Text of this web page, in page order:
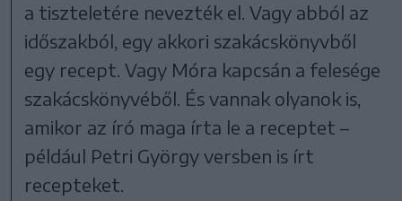
a tiszteletére nevezték el. Vagy abból az
időszakból, egy akkori szakácskönyvből
egy recept. Vagy Móra kapcsán a felesége
szakácskönyvéből. És vannak olyanok is,
amikor az író maga írta le a receptet –
például Petri György versben is írt
recepteket.